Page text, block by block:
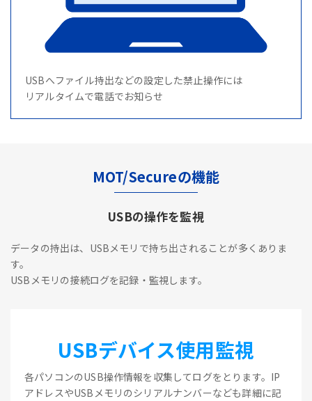
USBへファイル持出などの設定した禁止操作には
リアルタイムで電話でお知らせ
MOT/Secureの機能
USBの操作を監視
データの持出は、USBメモリで持ち出されることが多くありま
す。
USBメモリの接続ログを記録・監視します。
USBデバイス使用監視
各パソコンのUSB操作情報を収集してログをとります。IP
アドレスやUSBメモリのシリアルナンバーなども詳細に記